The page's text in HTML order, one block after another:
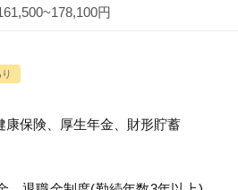
円
康保険、厚生年金、財形貯蓄